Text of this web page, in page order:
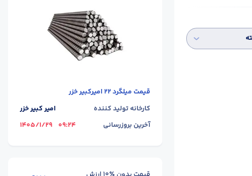
قیمت میلگرد 22 امیرکبیر خزر
کارخانه تولید کننده
امیر کبیر خزر
آخرین بروزرسانی
09:24
1405/1/29